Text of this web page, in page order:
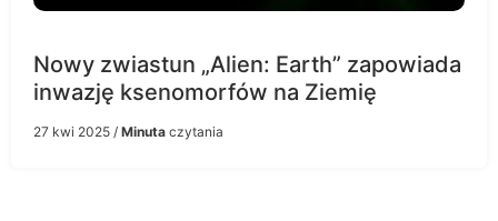
Nowy zwiastun „Alien: Earth” zapowiada
inwazję ksenomorfów na Ziemię
27 kwi 2025 / Minuta czytania